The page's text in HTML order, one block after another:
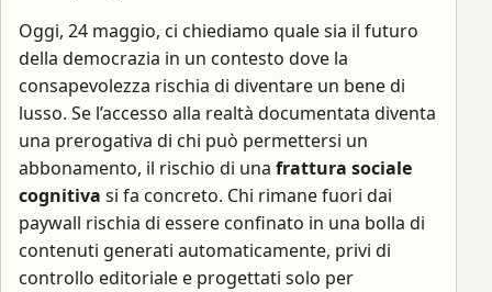
Oggi, 24 maggio, ci chiediamo quale sia il futuro
della democrazia in un contesto dove la
consapevolezza rischia di diventare un bene di
lusso. Se l’accesso alla realtà documentata diventa
una prerogativa di chi può permettersi un
abbonamento, il rischio di una frattura sociale
cognitiva si fa concreto. Chi rimane fuori dai
paywall rischia di essere confinato in una bolla di
contenuti generati automaticamente, privi di
controllo editoriale e progettati solo per